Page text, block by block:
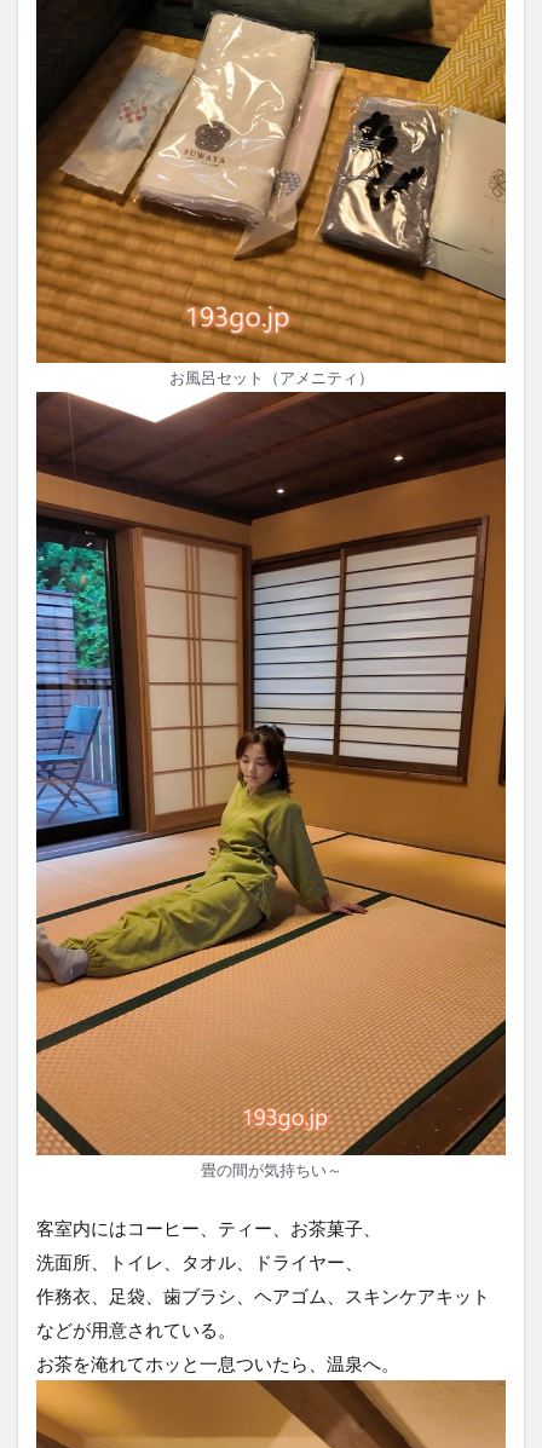
お風呂セット（アメニティ）
畳の間が気持ちい～
客室内にはコーヒー、ティー、お茶菓子、
洗面所、トイレ、タオル、ドライヤー、
作務衣、足袋、歯ブラシ、ヘアゴム、スキンケアキット
などが用意されている。
お茶を淹れてホッと一息ついたら、温泉へ。